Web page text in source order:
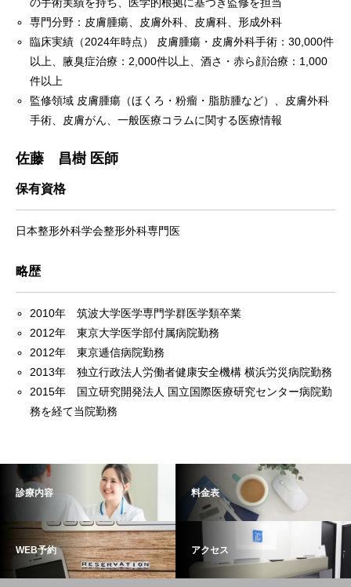
専門分野：皮膚腫瘍、皮膚外科、皮膚科、形成外科
臨床実績（2024年時点） 皮膚腫瘍・皮膚外科手術：30,000件
以上、腋臭症治療：2,000件以上、酒さ・赤ら顔治療：1,000
件以上
監修領域 皮膚腫瘍（ほくろ・粉瘤・脂肪腫など）、皮膚外科
手術、皮膚がん、一般医療コラムに関する医療情報
佐藤 昌樹 医師
保有資格
日本整形外科学会整形外科専門医
略歴
2010年 筑波大学医学専門学群医学類卒業
2012年 東京大学医学部付属病院勤務
2012年 東京逓信病院勤務
2013年 独立行政法人労働者健康安全機構 横浜労災病院勤務
2015年 国立研究開発法人 国立国際医療研究センター病院勤
務を経て当院勤務
診療内容 料金表
WEB予約 アクセス